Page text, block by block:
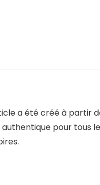
a été créé à
authentique pour